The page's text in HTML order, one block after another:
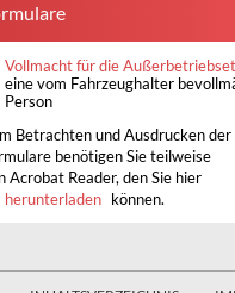
Vollmacht für die
eine vom Fahrzeughalter
Person
Betrachten und Ausdrucken der
benötigen Sie teilweise
Acrobat Reader, den Sie hier
herunterladen
können.